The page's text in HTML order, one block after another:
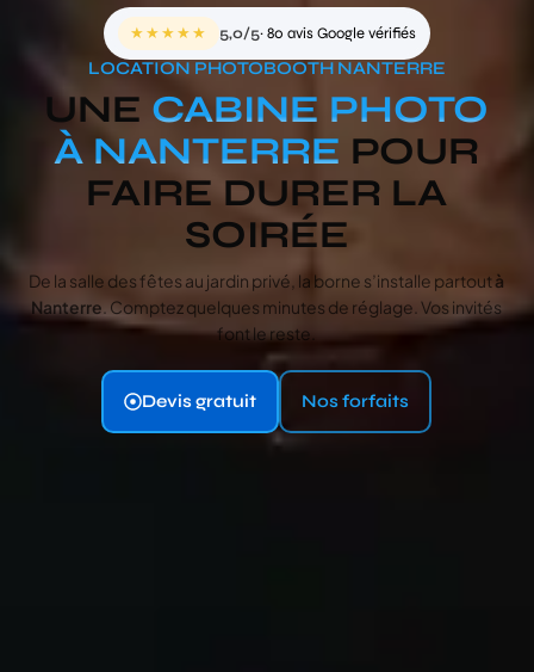
★★★★★ 5,0/5· 80 avis Google vérifiés
LOCATION PHOTOBOOTH NANTERRE
UNE CABINE PHOTO
À NANTERRE POUR
FAIRE DURER LA
SOIRÉE
De la salle des fêtes au jardin privé, la borne s’installe partoutà
Nanterre . Comptez quelques minutes de réglage. Vos invités
font le reste.
Devis gratuit Nos forfaits